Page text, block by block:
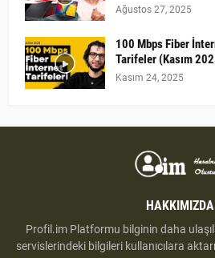
Ağustos 27, 2025
100 Mbps Fiber
Tarifeler (Kasım
Kasım 24, 2025
HAKKIMIZDA
Profil.im Platformu bilginin daha
servislerindeki bilgileri kullanıcılara